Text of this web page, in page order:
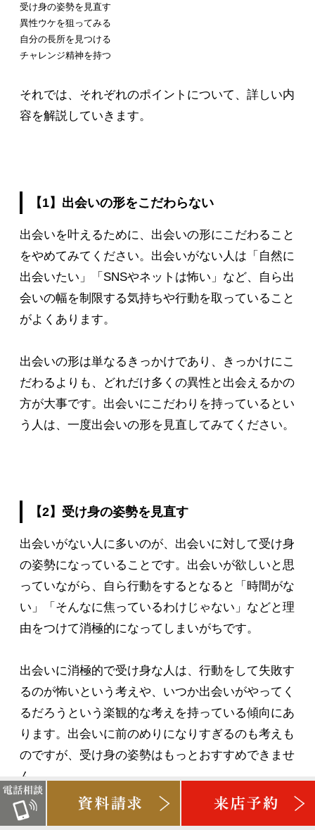
受け身の姿勢を見直す
異性ウケを狙ってみる
自分の長所を見つける
チャレンジ精神を持つ
それでは、それぞれのポイントについて、詳しい内
容を解説していきます。
【1】出会いの形をこだわらない
出会いを叶えるために、出会いの形にこだわること
をやめてみてください。出会いがない人は「自然に
出会いたい」「SNSやネットは怖い」など、自ら出
会いの幅を制限する気持ちや行動を取っていること
がよくあります。
出会いの形は単なるきっかけであり、きっかけにこ
だわるよりも、どれだけ多くの異性と出会えるかの
方が大事です。出会いにこだわりを持っているとい
う人は、一度出会いの形を見直してみてください。
【2】受け身の姿勢を見直す
出会いがない人に多いのが、出会いに対して受け身
の姿勢になっていることです。出会いが欲しいと思
っていながら、自ら行動をするとなると「時間がな
い」「そんなに焦っているわけじゃない」などと理
由をつけて消極的になってしまいがちです。
出会いに消極的で受け身な人は、行動をして失敗す
るのが怖いという考えや、いつか出会いがやってく
るだろうという楽観的な考えを持っている傾向にあ
ります。出会いに前のめりになりすぎるのも考えも
のですが、受け身の姿勢はもっとおすすめできませ
ん。
受け身の姿勢で出会いがないという人は、今すぐ待